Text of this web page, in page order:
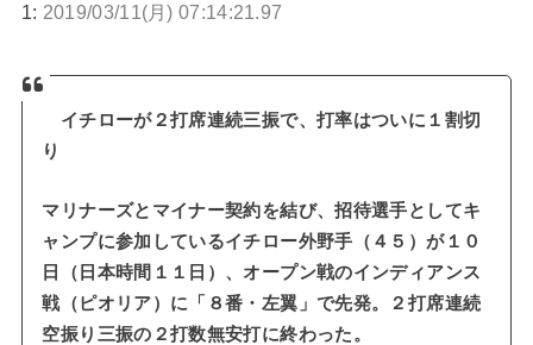
1: 2019/03/11(月) 07:14:21.97
イチローが２打席連続三振で、打率はついに１割切
り
マリナーズとマイナー契約を結び、招待選手としてキ
ャンプに参加しているイチロー外野手（４５）が１０
日（日本時間１１日）、オープン戦のインディアンス
戦（ピオリア）に「８番・左翼」で先発。２打席連続
空振り三振の２打数無安打に終わった。